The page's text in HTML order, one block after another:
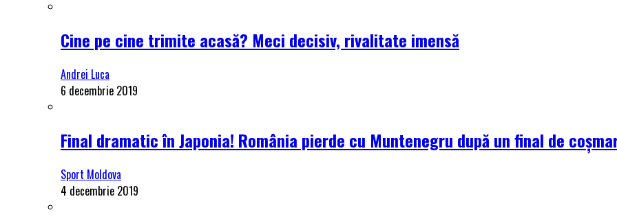
Cine pe cine trimite acasă? Meci decisiv, rivalitate imensă
Andrei Luca
6 decembrie 2019
Final dramatic în Japonia! România pierde cu Muntenegru după un final de
Sport Moldova
4 decembrie 2019